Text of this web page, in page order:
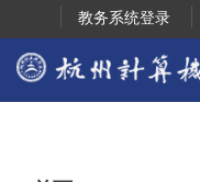
教务系统登录